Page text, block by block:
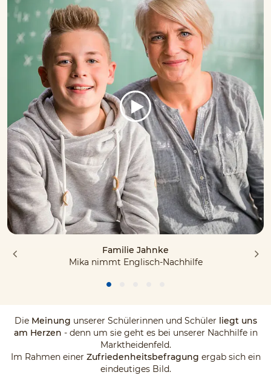
Familie Jahnke
Mika nimmt Englisch-Nachhilfe
Die Meinung unserer Schülerinnen und Schüler liegt uns
am Herzen - denn um sie geht es bei unserer Nachhilfe in
Marktheidenfeld.
Im Rahmen einer Zufriedenheitsbefragung ergab sich ein
eindeutiges Bild.